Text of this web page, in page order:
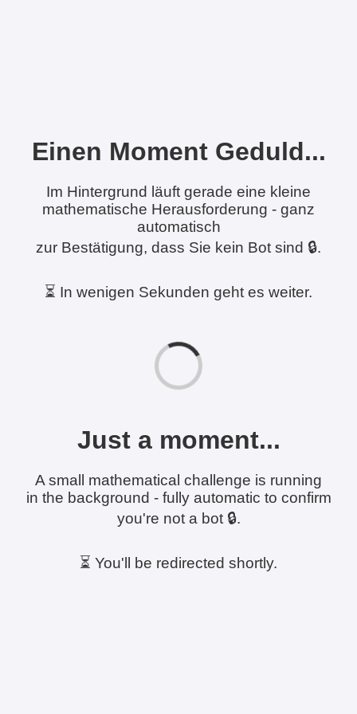
Einen Moment Geduld...
Im Hintergrund läuft gerade eine kleine
mathematische Herausforderung - ganz
automatisch
zur Bestätigung, dass Sie kein Bot sind 🔒.
⏳ In wenigen Sekunden geht es weiter.
Just a moment...
A small mathematical challenge is running
in the background - fully automatic to confirm
you're not a bot 🔒.
⏳ You'll be redirected shortly.